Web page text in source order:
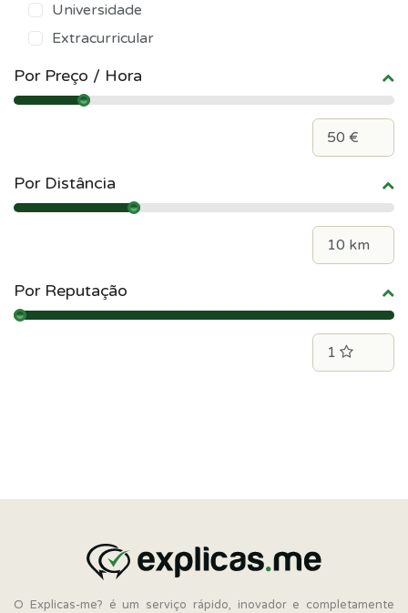
Universidade
Extracurricular
Por Preço / Hora
Por Distância
Por Reputação
O Explicas-me? é um serviço rápido, inovador e completamente